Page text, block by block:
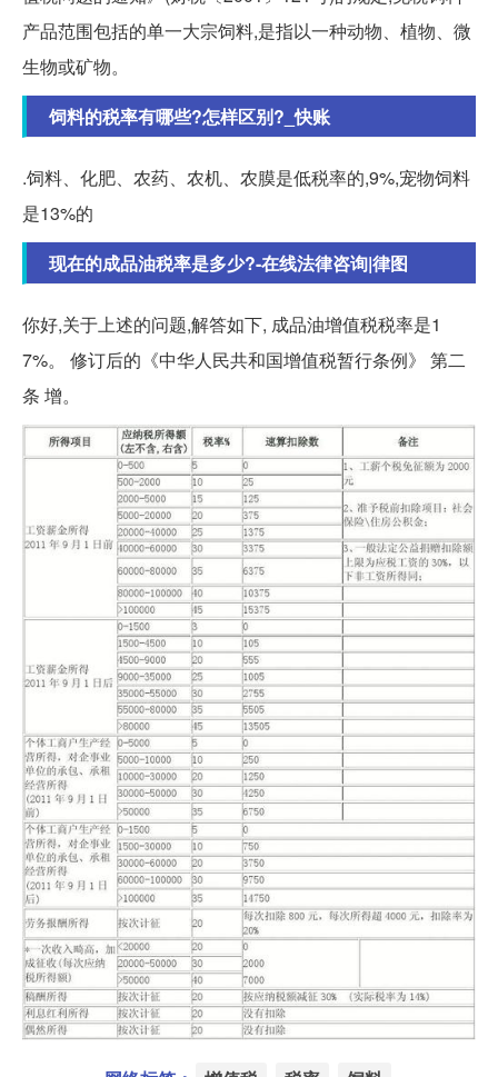
产品范围包括的单一大宗饲料,是指以一种动物、植物、微
生物或矿物。
饲料的税率有哪些?怎样区别?_快账
.饲料、化肥、农药、农机、农膜是低税率的,9%,宠物饲料
是13%的
现在的成品油税率是多少?-在线法律咨询|律图
你好,关于上述的问题,解答如下, 成品油增值税税率是1
7%。 修订后的《中华人民共和国增值税暂行条例》 第二
条 增。